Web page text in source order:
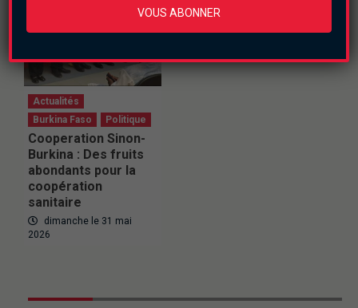
Actualités
Burkina Faso
Politique
Cooperation Sinon-
Burkina : Des fruits
abondants pour la
coopération
sanitaire
dimanche le 31 mai
2026
VOUS ABONNER